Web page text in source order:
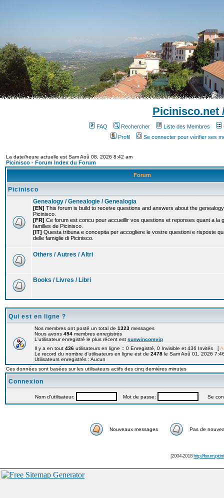
Picinisco.net
FAQ Rechercher Liste des Membres
Profil
Se connecter pour vérifier ses
La date/heure actuelle est Sam Aoû 08, 2026 8:42 am
Picinisco - Forum Index du Forum
Forum
Picinisco
Genealogy / Genealogie / Genealogia
[EN] This forum is build to receive questions and answers about the
Picinisco.
[FR] Ce forum est concu pour accueillir vos questions et reponses quant a la
familles de Picinisco.
[IT] Questa tribuna e concepita per accogliere le vostre questioni e risposte
delle famiglie di Picinisco.
Others / Autres / Altri
Books / Livres / Libri
Qui est en ligne ?
Nos membres ont posté un total de 1323 messages
Nous avons 494 membres enregistrés
L'utilisateur enregistré le plus récent est sunwincomvip
Il y a en tout 436 utilisateurs en ligne :: 0 Enregistré, 0 Invisible et 436 Invités [
Le record du nombre d'utilisateurs en ligne est de 2478 le Sam Aoû 01, 2026
Utilisateurs enregistrés : Aucun
Ces données sont basées sur les utilisateurs actifs des cinq dernières minutes
Connexion
Nom d'utilisateur: Mot de passe: Se
Nouveaux messages Pas de
[2004-2018http://